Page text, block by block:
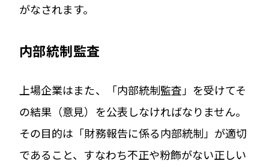
がなされます。
内部統制監査
上場企業はまた、「内部統制監査」を受けてそ
の結果（意見）を公表しなければなりません。
その目的は「財務報告に係る内部統制」が適切
であること、すなわち不正や粉飾がない正しい